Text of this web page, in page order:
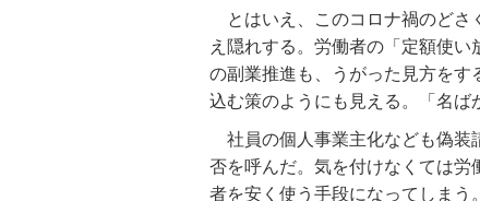
とはいえ、このコロナ禍のど
え隠れする。労働者の「定額使
の副業推進も、うがった見方を
込む策のようにも見える。「名ば
社員の個人事業主化なども偽
否を呼んだ。気を付けなくては
者を安く使う手段になってしまう。